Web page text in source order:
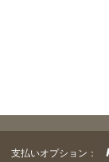
支払いオプション：